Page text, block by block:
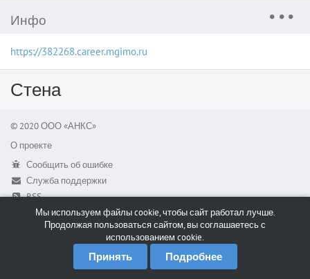
Инфо
https://382268.career.mgimo.ru
Стена
© 2020 ООО «АНКС»
О проекте
Сообщить об ошибке
Служба поддержки
RSS
Мы используем файлы cookie, чтобы сайт работал лучше.
Продолжая пользоваться сайтом, вы соглашаетесь с
использованием cookie.
Принять Подробнее